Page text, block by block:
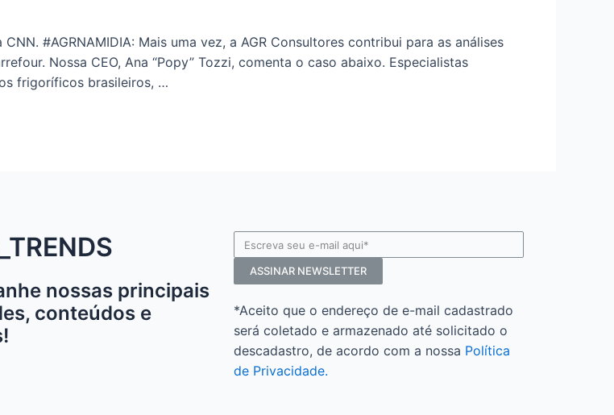
#AGRNAMIDIA: Mais uma vez, a AGR Consultores contribui para as análises
Nossa CEO, Ana “Popy” Tozzi, comenta o caso abaixo. Especialistas
frigoríficos brasileiros, …
nossas principais
conteúdos e
ASSINAR NEWSLETTER
*Aceito que o endereço de e-mail cadastrado
será coletado e armazenado até solicitado o
descadastro, de acordo com a nossa Política
de Privacidade.